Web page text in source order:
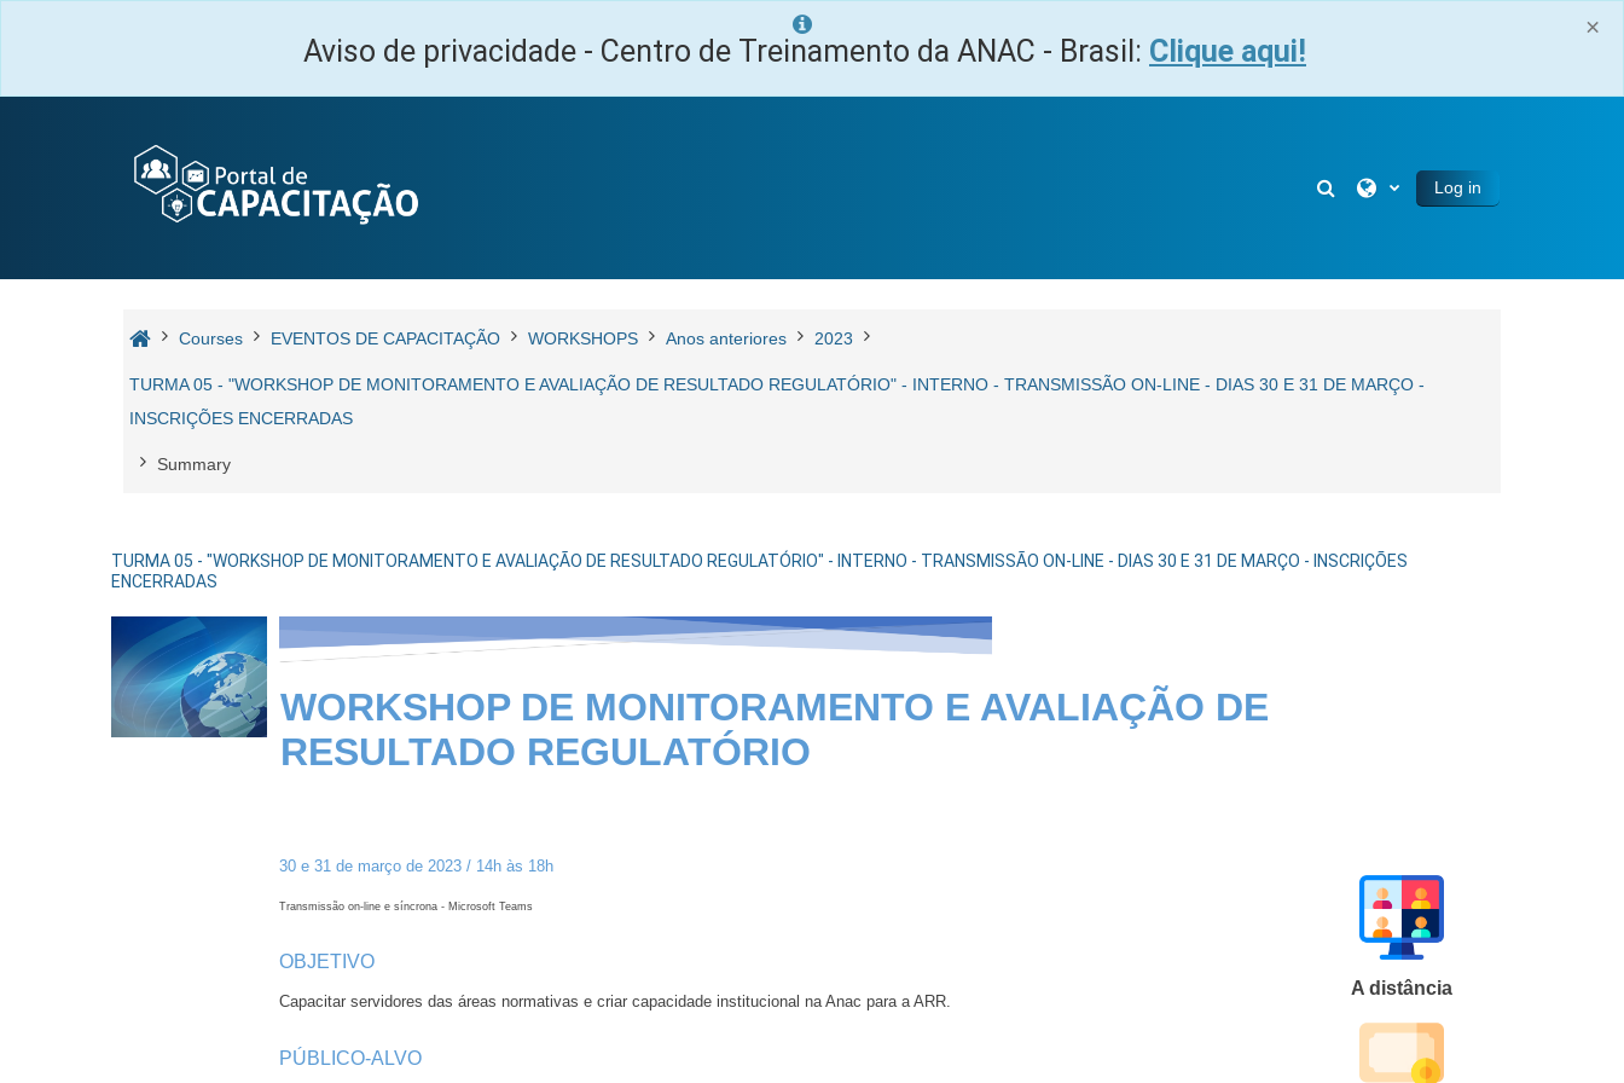
×
Aviso de privacidade - Centro de Treinamento da ANAC - Brasil: Clique aqui!
Toggle search input
Log in
Courses EVENTOS DE CAPACITAÇÃO WORKSHOPS Anos anteriores 2023
TURMA 05 - "WORKSHOP DE MONITORAMENTO E AVALIAÇÃO DE RESULTADO REGULATÓRIO" - INTERNO - TRANSMISSÃO ON-LINE - DIAS 30 E 31 DE MARÇO -
INSCRIÇÕES ENCERRADAS
Summary
TURMA 05 - "WORKSHOP DE MONITORAMENTO E AVALIAÇÃO DE RESULTADO REGULATÓRIO" - INTERNO - TRANSMISSÃO ON-LINE - DIAS 30 E 31 DE MARÇO - INSCRIÇÕES
ENCERRADAS
WORKSHOP DE MONITORAMENTO E AVALIAÇÃO DE
RESULTADO REGULATÓRIO
30 e 31 de março de 2023 / 14h às 18h
Transmissão on-line e síncrona - Microsoft Teams
OBJETIVO
Capacitar servidores das áreas normativas e criar capacidade institucional na Anac para a ARR.
PÚBLICO-ALVO
A distância